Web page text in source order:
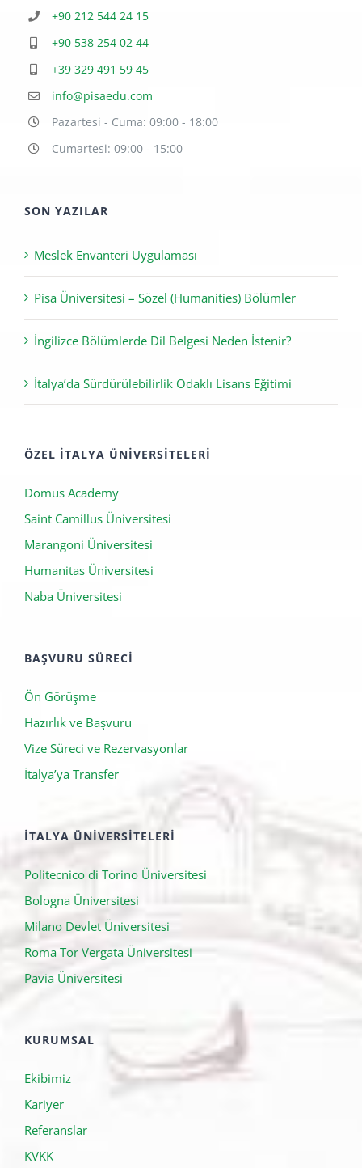
+90 212 544 24 15
+90 538 254 02 44
+39 329 491 59 45
info@pisaedu.com
Pazartesi - Cuma: 09:00 - 18:00
Cumartesi: 09:00 - 15:00
SON YAZILAR
Meslek Envanteri Uygulaması
Pisa Üniversitesi – Sözel (Humanities) Bölümler
İngilizce Bölümlerde Dil Belgesi Neden İstenir?
İtalya’da Sürdürülebilirlik Odaklı Lisans Eğitimi
ÖZEL İTALYA ÜNIVERSITELERI
Domus Academy
Saint Camillus Üniversitesi
Marangoni Üniversitesi
Humanitas Üniversitesi
Naba Üniversitesi
BAŞVURU SÜRECI
Ön Görüşme
Hazırlık ve Başvuru
Vize Süreci ve Rezervasyonlar
İtalya’ya Transfer
İTALYA ÜNIVERSITELERI
Politecnico di Torino Üniversitesi
Bologna Üniversitesi
Milano Devlet Üniversitesi
Roma Tor Vergata Üniversitesi
Pavia Üniversitesi
KURUMSAL
Ekibimiz
Kariyer
Referanslar
KVKK